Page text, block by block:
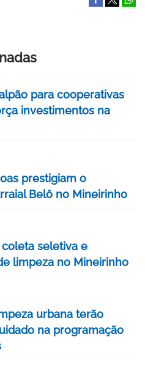
para cooperativas
investimentos na
prestigiam o
Belô no Mineirinho
seletiva e
limpeza no Mineirinho
urbana terão
na programação